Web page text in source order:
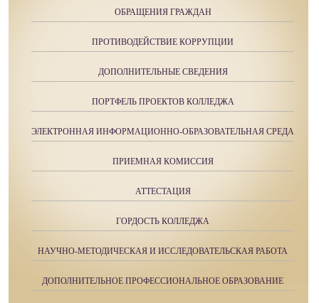
ОБРАЩЕНИЯ ГРАЖДАН
ПРОТИВОДЕЙСТВИЕ КОРРУПЦИИ
ДОПОЛНИТЕЛЬНЫЕ СВЕДЕНИЯ
ПОРТФЕЛЬ ПРОЕКТОВ КОЛЛЕДЖА
ЭЛЕКТРОННАЯ ИНФОРМАЦИОННО-ОБРАЗОВАТЕЛЬНАЯ СРЕДА
ПРИЕМНАЯ КОМИССИЯ
АТТЕСТАЦИЯ
ГОРДОСТЬ КОЛЛЕДЖА
НАУЧНО-МЕТОДИЧЕСКАЯ И ИССЛЕДОВАТЕЛЬСКАЯ РАБОТА
ДОПОЛНИТЕЛЬНОЕ ПРОФЕССИОНАЛЬНОЕ ОБРАЗОВАНИЕ